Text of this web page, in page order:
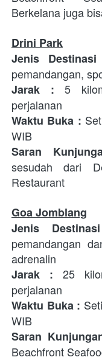
Drini Park
Jenis Destinasi
pemandangan,
Jarak : 5
perjalanan
Waktu Buka :
WIB
Saran
sesudah dari
Restaurant
Goa Jomblang
Jenis Destinasi
pemandangan
adrenalin
Jarak : 25
perjalanan
Waktu Buka :
WIB
Saran
Beachfront